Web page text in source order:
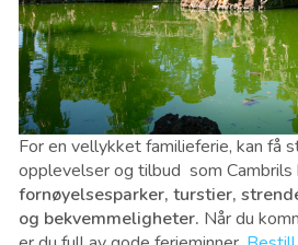
For en vellykket familieferie, kan få
opplevelser og tilbud som Cambrils
fornøyelsesparker, turstier,
og bekvemmeligheter. Når du